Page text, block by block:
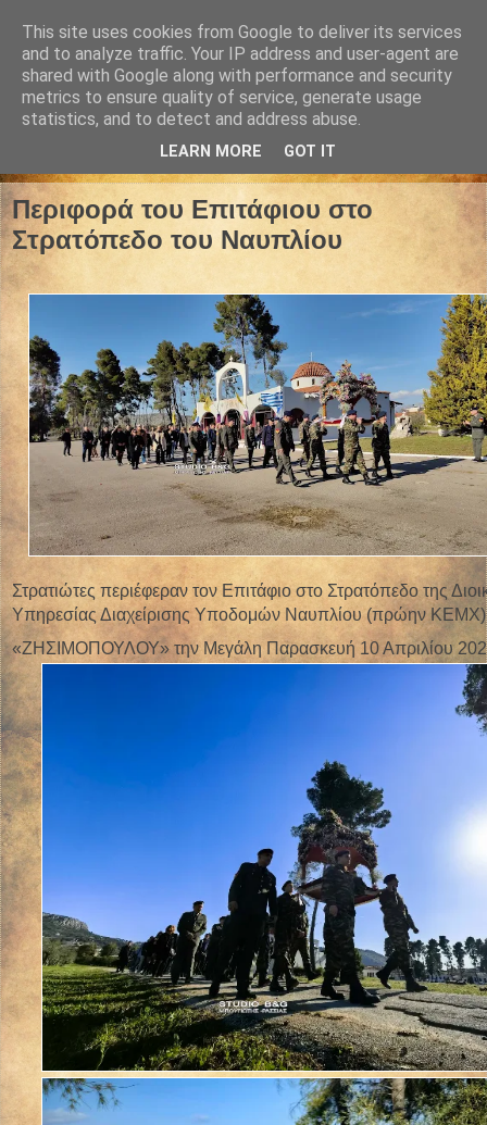
Περιφορά του Επιτάφιου στο
Στρατόπεδο του Ναυπλίου
Στρατιώτες περιέφεραν τον Επιτάφιο στο Στρατόπεδο της
Υπηρεσίας Διαχείρισης Υποδομών Ναυπλίου (πρώην ΚΕΜΧ)
«ΖΗΣΙΜΟΠΟΥΛΟΥ» την Μεγάλη Παρασκευή 10 Απριλίου
This site uses cookies from Google to deliver its services
and to analyze traffic. Your IP address and user-agent are
shared with Google along with performance and security
metrics to ensure quality of service, generate usage
statistics, and to detect and address abuse.
LEARN MORE GOT IT